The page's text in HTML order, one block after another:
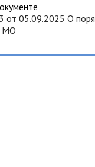
от 05.09.2025 О
МО